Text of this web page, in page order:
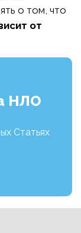
о том, что
от
НЛО
Статьях